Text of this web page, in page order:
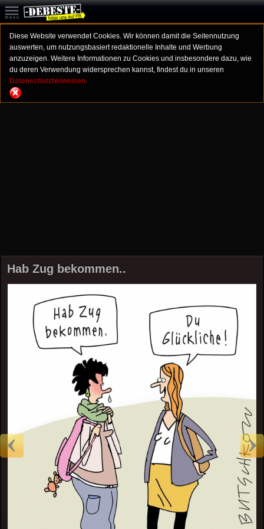
Diese Website verwendet Cookies. Wir können damit die Seitennutzung
auswerten, um nutzungsbasiert redaktionelle Inhalte und Werbung
anzuzeigen. Weitere Informationen zu Cookies und insbesondere dazu, wie
du deren Verwendung widersprechen kannst, findest du in unseren
Datenschutzhinweisen.
Hab Zug bekommen..